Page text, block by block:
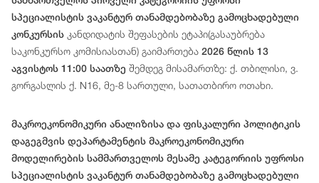
სპეციალისტის ვაკანტურ თანამდებობაზე გამოცხადებული
კონკურსის კანდიდატის შეფასების ეტაპი(გასაუბრება
საკონკურსო კომისიასთან) გაიმართება 2026 წლის 13
აგვისტოს 11:00 საათზე შემდეგ მისამართზე: ქ. თბილისი, ვ.
გორგასლის ქ. N16, მე-8 სართული, სათათბირო ოთახი.
მაკროეკონომიკური ანალიზისა და ფისკალური პოლიტიკის
დაგეგმვის დეპარტამენტის მაკროეკონომიკური
მოდელირების სამმართველოს მესამე კატეგორიის უფროსი
სპეციალისტის ვაკანტურ თანამდებობაზე გამოცხადებული